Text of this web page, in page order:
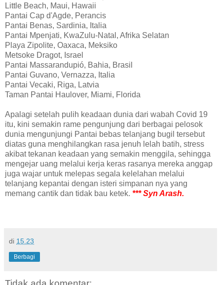
Little Beach, Maui, Hawaii
Pantai Cap d'Agde, Perancis
Pantai Benas, Sardinia, Italia
Pantai Mpenjati, KwaZulu-Natal, Afrika Selatan
Playa Zipolite, Oaxaca, Meksiko
Metsoke Dragot, Israel
Pantai Massarandupió, Bahia, Brasil
Pantai Guvano, Vernazza, Italia
Pantai Vecaki, Riga, Latvia
Taman Pantai Haulover, Miami, Florida
Apalagi setelah pulih keadaan dunia dari wabah Covid 19
itu, kini semakin rame pengunjung dari berbagai pelosok
dunia mengunjungi Pantai bebas telanjang bugil tersebut
diatas guna menghilangkan rasa jenuh lelah batih, stress
akibat tekanan keadaan yang semakin menggila, sehingga
mengejar uang melalui kerja keras rasanya mereka anggap
juga wajar untuk melepas segala kelelahan melalui
telanjang kepantai dengan isteri simpanan nya yang
memang cantik dan tidak bau ketek. *** Syn Arash.
di 15.23
Berbagi